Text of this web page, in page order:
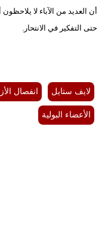
أن العديد من الآباء لا
حتى التفكير في الانتحار.
لايف ستايل انفصال
الأعضاء البولية